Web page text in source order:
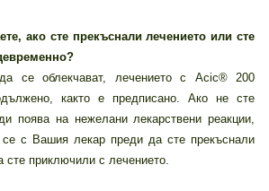
ако сте прекъснали лечението или сте
се облекчават, лечението с Acic® 200
както е предписано. Ако не сте
поява на нежелани лекарствени реакции,
се с Вашия лекар преди да сте прекъснали
сте приключили с лечението.